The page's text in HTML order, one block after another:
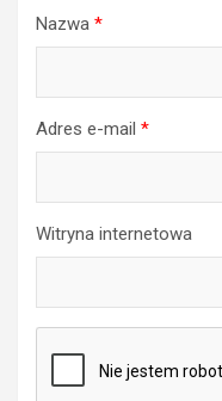
Nazwa *
Adres e-mail *
Witryna internetowa